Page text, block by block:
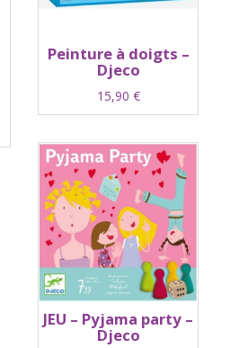
Peinture à doigts –
Djeco
15,90 €
JEU – Pyjama party –
Djeco